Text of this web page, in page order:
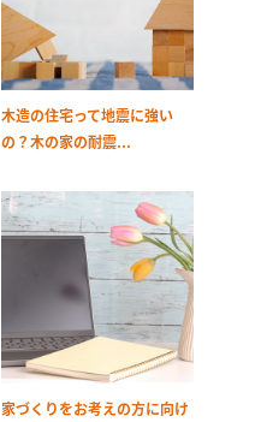
木造の住宅って地震に強い
の？木の家の耐震...
家づくりをお考えの方に向け